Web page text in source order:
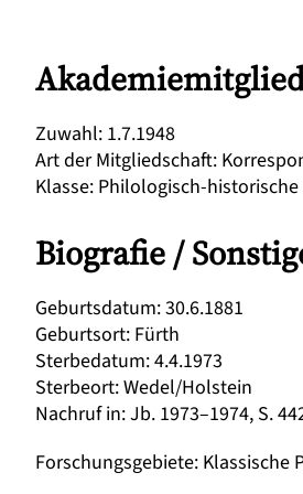
Zuwahl: 1.7.1948
Art der Mitgliedschaft:
Klasse: Philologisch-historische
Biografie /
Geburtsdatum:30.6.1881
Geburtsort: Fürth
Sterbedatum:4.4.1973
Sterbeort:Wedel/Holstein
Nachruf in:Jb. 1973–1974, S.
Forschungsgebiete: Klassische